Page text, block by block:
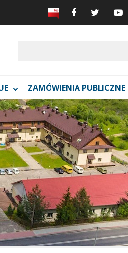
ZAMÓWIENIA PUBLICZNE